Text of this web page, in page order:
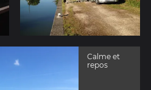
Calme et
repos